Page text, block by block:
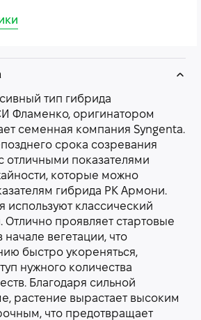
тип гибрида
Фламенко, оригинатором
семенная компания Syngenta.
срока созревания
отличными показателями
которые можно
гибрида РК Армони.
классический
Отлично проявляет стартовые
вегетации, что
быстро укореняться,
нужного количества
Благодаря сильной
растение вырастает высоким
что предотвращает